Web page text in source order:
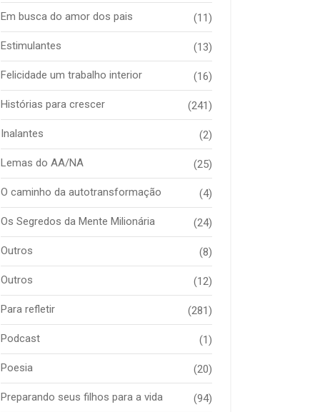
Em busca do amor dos pais (11)
Estimulantes (13)
Felicidade um trabalho interior (16)
Histórias para crescer (241)
Inalantes (2)
Lemas do AA/NA (25)
O caminho da autotransformação (4)
Os Segredos da Mente Milionária (24)
Outros (8)
Outros (12)
Para refletir (281)
Podcast (1)
Poesia (20)
Preparando seus filhos para a vida (94)